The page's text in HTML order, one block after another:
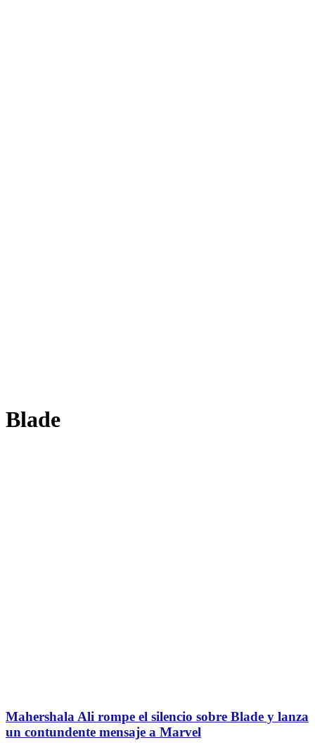
Blade
Mahershala Ali rompe el silencio sobre Blade y lanza
un contundente mensaje a Marvel